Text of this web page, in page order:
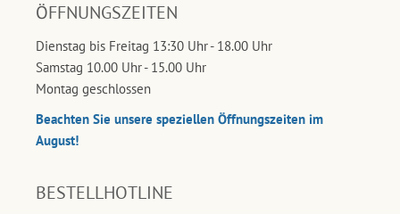
ÖFFNUNGSZEITEN
Dienstag bis Freitag 13:30 Uhr - 18.00 Uhr
Samstag 10.00 Uhr - 15.00 Uhr
Montag geschlossen
Beachten Sie unsere speziellen Öffnungszeiten im
August!
BESTELLHOTLINE